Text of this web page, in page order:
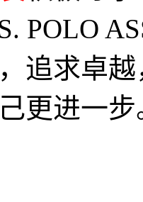
POLO
追求卓
更进一步